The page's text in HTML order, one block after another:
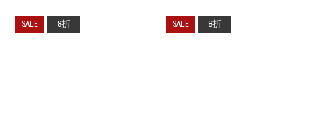
8折 8折